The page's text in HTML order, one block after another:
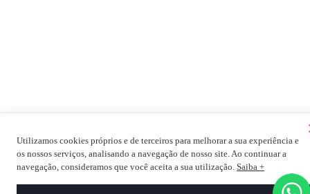
Utilizamos cookies próprios e de terceiros para melhorar a sua experiência e
os nossos serviços, analisando a navegação de nosso site. Ao continuar a
navegação, consideramos que você aceita a sua utilização. Saiba +